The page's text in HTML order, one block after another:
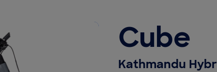
Cube
Kathmandu